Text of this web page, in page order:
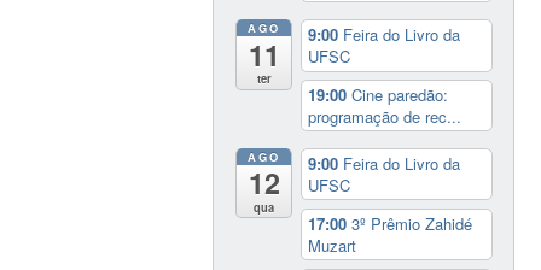
AGO
11
ter
9:00 Feira do Livro da
UFSC
19:00Cine paredão:
programação de rec...
AGO
12
qua
9:00 Feira do Livro da
UFSC
17:003º Prêmio Zahidé
Muzart